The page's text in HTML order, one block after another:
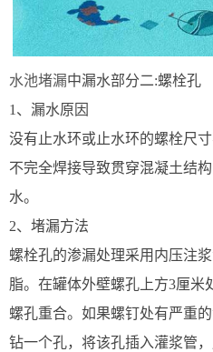
水池堵漏中漏水部分二:螺栓孔
1、漏水原因
没有止水环或止水环的螺栓尺
不完全焊接导致贯穿混凝土结
水。
2、堵漏方法
螺栓孔的渗漏处理采用内压注
脂。在罐体外壁螺孔上方3厘米
螺孔重合。如果螺钉处有严重
钻一个孔，将该孔插入灌浆管